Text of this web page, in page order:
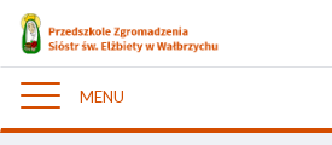
Nawigacja
MENU